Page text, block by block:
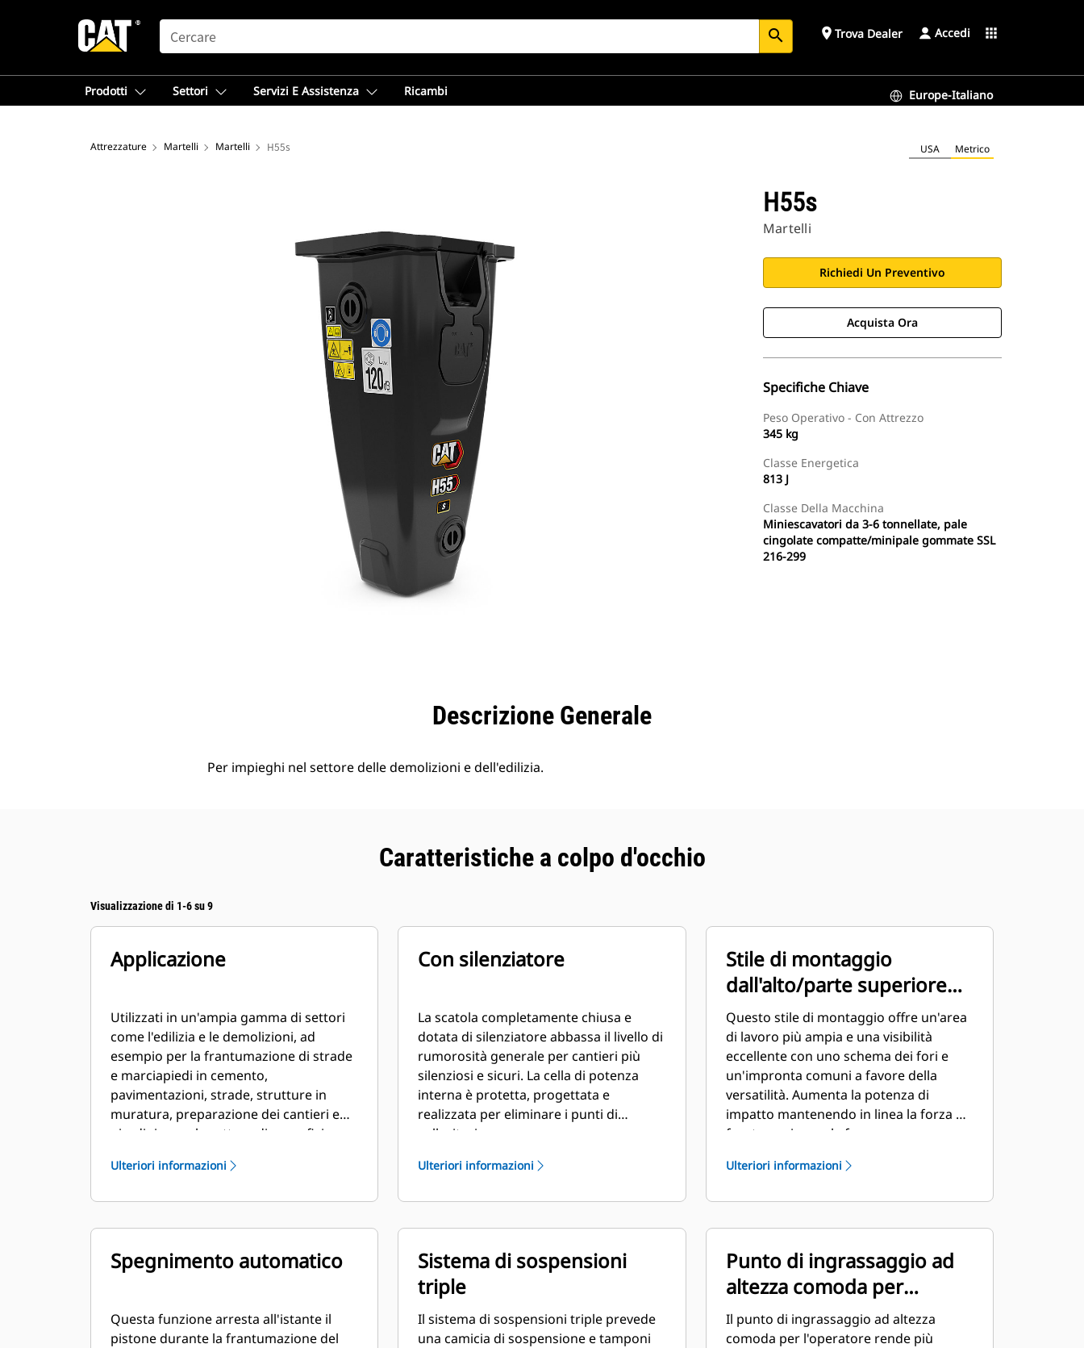
SEARCH search place Trova Dealer Accedi apps
Prodotti Settori Servizi E Assistenza Ricambi Europe-Italiano
Attrezzature Martelli Martelli H55s USA Metrico
H55s
Martelli
Richiedi Un Preventivo
Acquista Ora
Specifiche Chiave
Peso Operativo - Con Attrezzo
345 kg
Classe Energetica
813 J
Classe Della Macchina
Miniescavatori da 3-6 tonnellate, pale
cingolate compatte/minipale gommate SSL
216-299
Descrizione Generale
Per impieghi nel settore delle demolizioni e dell'edilizia.
Caratteristiche a colpo d'occhio
Visualizzazione di 1-6 su 9
Applicazione
Utilizzati in un'ampia gamma di settori
come l'edilizia e le demolizioni, ad
esempio per la frantumazione di strade
e marciapiedi in cemento,
pavimentazioni, strade, strutture in
muratura, preparazione dei cantieri e
giardini e per la rottura di superfici
utenze.
Ulteriori informazioni
Con silenziatore
La scatola completamente chiusa e
dotata di silenziatore abbassa il livello di
rumorosità generale per cantieri più
silenziosi e sicuri. La cella di potenza
interna è protetta, progettata e
realizzata per eliminare i punti di
sollecitazione.
Ulteriori informazioni
Stile di montaggio
dall'alto/parte superiore
piatta
Questo stile di montaggio offre un'area
di lavoro più ampia e una visibilità
eccellente con uno schema dei fori e
un'impronta comuni a favore della
versatilità. Aumenta la potenza di
impatto mantenendo in linea la forza di
frantumazione e la forza
montaggio dall'alto trasferisce in modo
riducendo l'impatto sulle strutture della
macchina. Una gamma completa di
staffe di montaggio è disponibile in base
all'attacco scelto.
Ulteriori informazioni
Spegnimento automatico
Questa funzione arresta all'istante il
pistone durante la frantumazione del
Sistema di sospensioni
triple
Il sistema di sospensioni triple prevede
una camicia di sospensione e tamponi
Punto di ingrassaggio ad
altezza comoda per
l'operatore
Il punto di ingrassaggio ad altezza
comoda per l'operatore rende più